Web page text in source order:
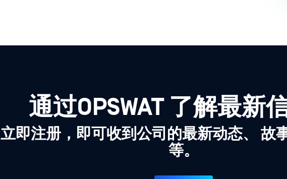
通过OPSWAT 了解最新
立即注册，即可收到公司的最新动态、 故
等。